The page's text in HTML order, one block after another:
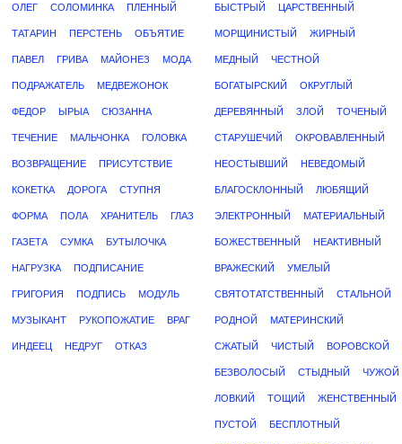
ОЛЕГ СОЛОМИНКА ПЛЕННЫЙ
ТАТАРИН ПЕРСТЕНЬ ОБЪЯТИЕ
ПАВЕЛ ГРИВА МАЙОНЕЗ МОДА
ПОДРАЖАТЕЛЬ МЕДВЕЖОНОК
ФЕДОР ЫРЫА СЮЗАННА
ТЕЧЕНИЕ МАЛЬЧОНКА ГОЛОВКА
ВОЗВРАЩЕНИЕ ПРИСУТСТВИЕ
КОКЕТКА ДОРОГА СТУПНЯ
ФОРМА ПОЛА ХРАНИТЕЛЬ ГЛАЗ
ГАЗЕТА СУМКА БУТЫЛОЧКА
НАГРУЗКА ПОДПИСАНИЕ
ГРИГОРИЯ ПОДПИСЬ МОДУЛЬ
МУЗЫКАНТ РУКОПОЖАТИЕ ВРАГ
ИНДЕЕЦ НЕДРУГ ОТКАЗ
БЫСТРЫЙ ЦАРСТВЕННЫЙ
МОРЩИНИСТЫЙ ЖИРНЫЙ
МЕДНЫЙ ЧЕСТНОЙ
БОГАТЫРСКИЙ ОКРУГЛЫЙ
ДЕРЕВЯННЫЙ ЗЛОЙ ТОЧЕНЫЙ
СТАРУШЕЧИЙ ОКРОВАВЛЕННЫЙ
НЕОСТЫВШИЙ НЕВЕДОМЫЙ
БЛАГОСКЛОННЫЙ ЛЮБЯЩИЙ
ЭЛЕКТРОННЫЙ МАТЕРИАЛЬНЫЙ
БОЖЕСТВЕННЫЙ НЕАКТИВНЫЙ
ВРАЖЕСКИЙ УМЕЛЫЙ
СВЯТОТАТСТВЕННЫЙ СТАЛЬНОЙ
РОДНОЙ МАТЕРИНСКИЙ
СЖАТЫЙ ЧИСТЫЙ ВОРОВСКОЙ
БЕЗВОЛОСЫЙ СТЫДНЫЙ ЧУЖОЙ
ЛОВКИЙ ТОЩИЙ ЖЕНСТВЕННЫЙ
ПУСТОЙ БЕСПЛОТНЫЙ